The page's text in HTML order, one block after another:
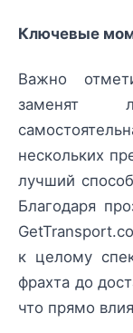
Ключевые
Важно
заменят
нескольких
лучший
Благодаря
к целому
фрахта до
что прямо